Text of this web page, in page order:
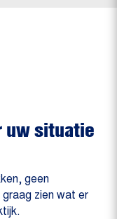
uw situatie
geen
zien wat er